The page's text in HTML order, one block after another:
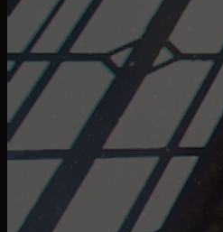
La community potrà
questi cambi e condividere il
gioco. Sin dall'inizio ci siamo
collaborare con la
realizzare un gioco migliore
vederti nel PTR continuando
tuoi feedback. Col tuo aiuto
retaggio del gioco GdR